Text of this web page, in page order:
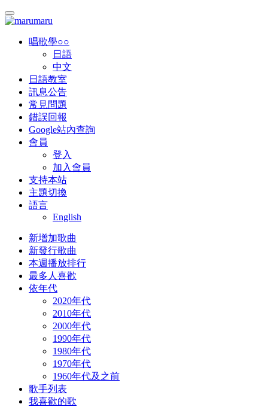
唱歌學○○
日語
中文
日語教室
訊息公告
常見問題
錯誤回報
Google站內查詢
會員
登入
加入會員
支持本站
主題切換
語言
English
新增加歌曲
新發行歌曲
本週播放排行
最多人喜歡
依年代
2020年代
2010年代
2000年代
1990年代
1980年代
1970年代
1960年代及之前
歌手列表
我喜歡的歌